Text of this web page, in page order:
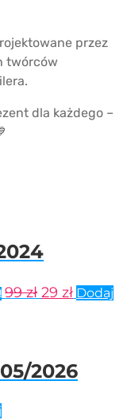
przez
twórców
dla każdego –
99zł Pierwotna
29 zł Dodaj
2026